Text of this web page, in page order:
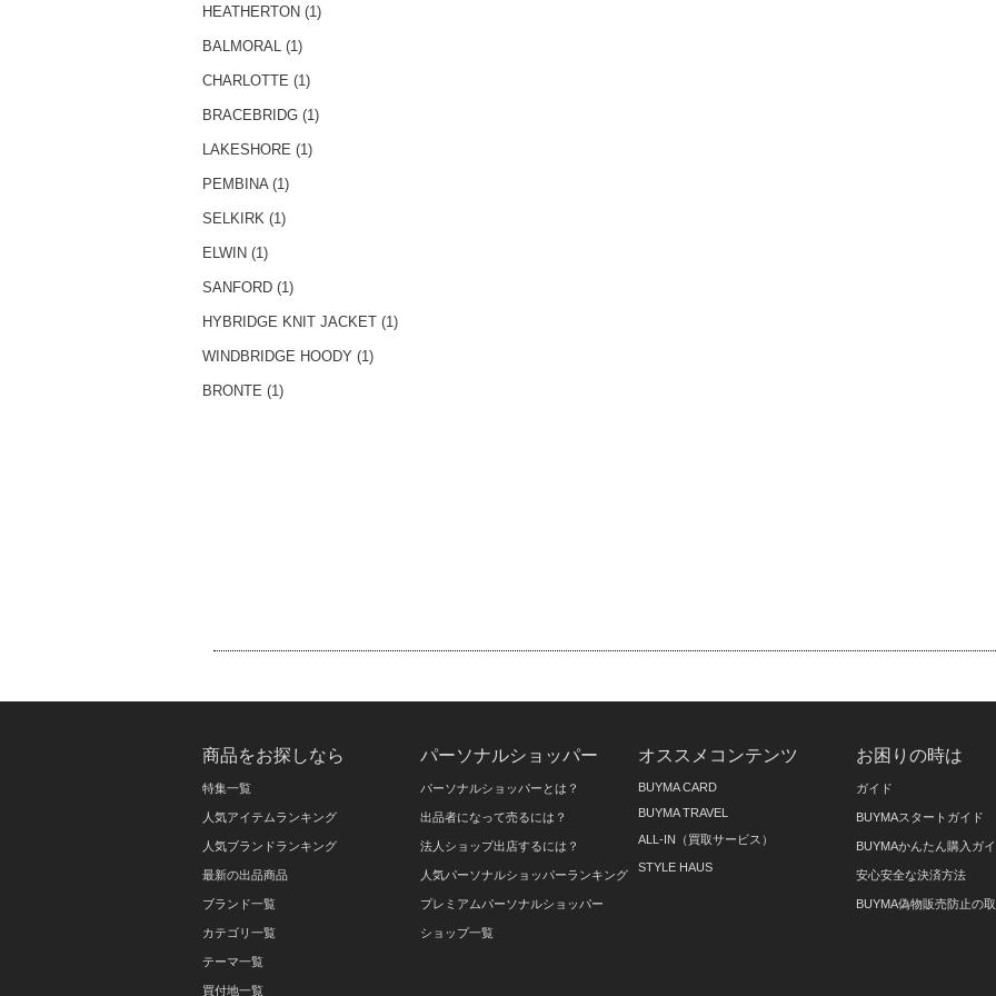
HEATHERTON (1)
BALMORAL (1)
CHARLOTTE (1)
BRACEBRIDG (1)
LAKESHORE (1)
PEMBINA (1)
SELKIRK (1)
ELWIN (1)
SANFORD (1)
HYBRIDGE KNIT JACKET (1)
WINDBRIDGE HOODY (1)
BRONTE (1)
商品をお探しなら
特集一覧
人気アイテムランキング
人気ブランドランキング
最新の出品商品
ブランド一覧
カテゴリ一覧
テーマ一覧
買付地一覧
パーソナルショッパー
パーソナルショッパーとは？
出品者になって売るには？
法人ショップ出店するには？
人気パーソナルショッパーランキング
プレミアムパーソナルショッパー
ショップ一覧
オススメコンテンツ
BUYMA CARD
BUYMA TRAVEL
ALL-IN（買取サービス）
STYLE HAUS
お困りの時は
ガイド
BUYMAスタートガイド
BUYMAかんたん購入ガ
安心安全な決済方法
BUYMA偽物販売防止の